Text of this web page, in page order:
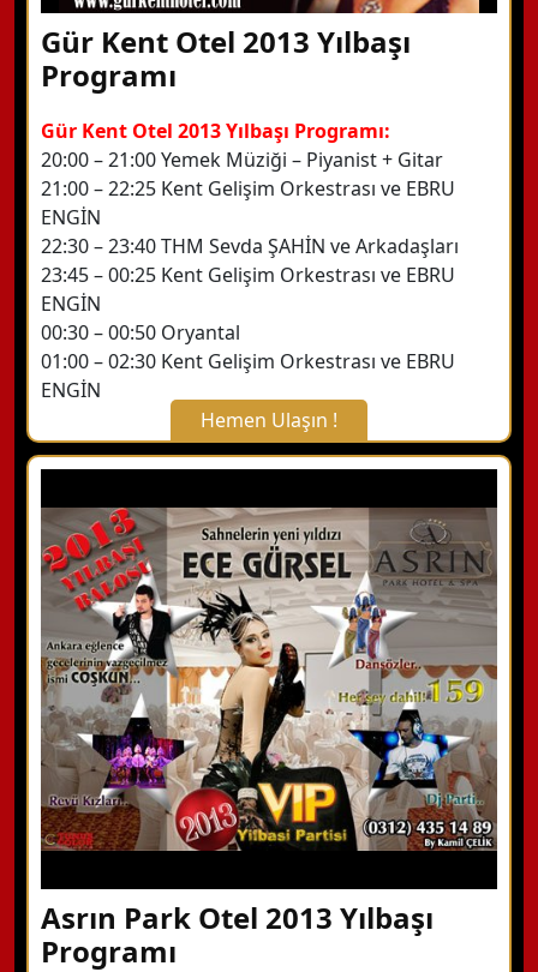
Gür Kent Otel 2013 Yılbaşı
Programı
Gür Kent Otel 2013 Yılbaşı Programı:
20:00 – 21:00 Yemek Müziği – Piyanist + Gitar
21:00 – 22:25 Kent Gelişim Orkestrası ve EBRU
ENGİN
22:30 – 23:40 THM Sevda ŞAHİN ve Arkadaşları
23:45 – 00:25 Kent Gelişim Orkestrası ve EBRU
ENGİN
00:30 – 00:50 Oryantal
01:00 – 02:30 Kent Gelişim Orkestrası ve EBRU
ENGİN
Hemen Ulaşın !
X Kapat
WhatsApp ile Bilgi Alın
Hemen Arayın
Detaylı Bilgi Alın
Asrın Park Otel 2013 Yılbaşı
Programı